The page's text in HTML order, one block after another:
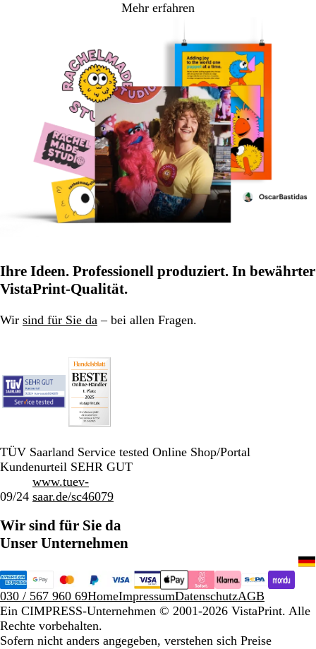
Mehr erfahren
Ihre Ideen. Professionell produziert. In bewährter
VistaPrint-Qualität.
Wir sind für Sie da – bei allen Fragen.
TÜV Saarland Service tested Online Shop/Portal
Kundenurteil SEHR GUT
09/24
www.tuev-
saar.de/sc46079
Wir sind für Sie da
Unser Unternehmen
030 / 567 960 69HomeImpressumDatenschutzAGB
Ein CIMPRESS-Unternehmen © 2001-2026 VistaPrint. Alle
Rechte vorbehalten.
Sofern nicht anders angegeben, verstehen sich Preise